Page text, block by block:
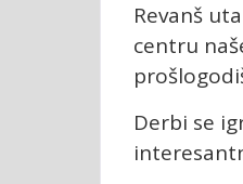
Revanš
centru
Derbi se